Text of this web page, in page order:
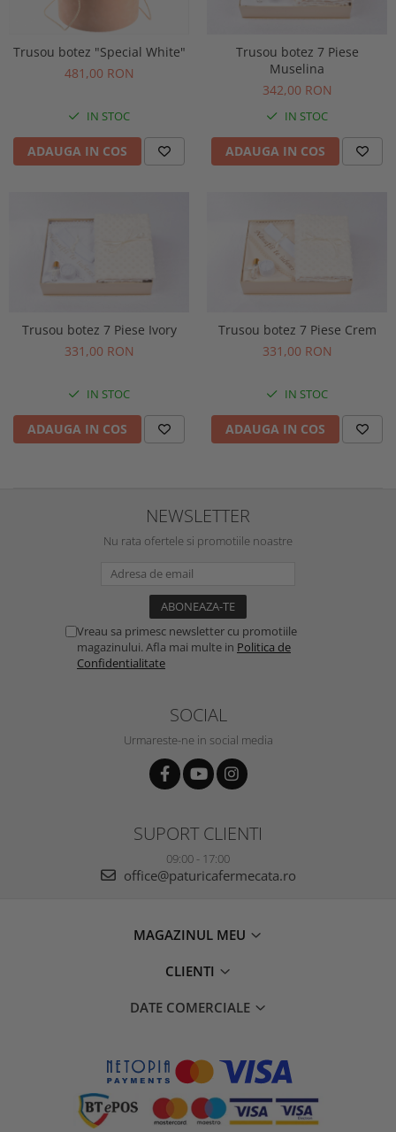
Trusou botez "Special White"
481,00 RON
IN STOC
ADAUGA IN COS
Trusou botez 7 Piese
Muselina
342,00 RON
IN STOC
ADAUGA IN COS
Trusou botez 7 Piese Ivory
331,00 RON
IN STOC
ADAUGA IN COS
Trusou botez 7 Piese Crem
331,00 RON
IN STOC
ADAUGA IN COS
NEWSLETTER
Nu rata ofertele si promotiile noastre
Vreau sa primesc newsletter cu promotiile
magazinului. Afla mai multe in Politica de
Confidentialitate
SOCIAL
Urmareste-ne in social media
SUPORT CLIENTI
09:00 - 17:00
office@paturicafermecata.ro
MAGAZINUL MEU
CLIENTI
DATE COMERCIALE